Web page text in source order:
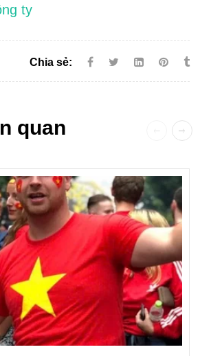
ty
Chia sẻ:
quan